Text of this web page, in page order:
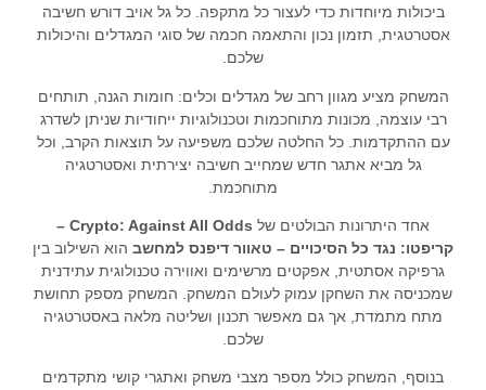
ביכולות מיוחדות כדי לעצור כל מתקפה. כל גל אויב דורש חשיבה
אסטרטגית, תזמון נכון והתאמה חכמה של סוגי המגדלים והיכולות
שלכם.
המשחק מציע מגוון רחב של מגדלים וכלים: חומות הגנה, תותחים
רבי עוצמה, מכונות מתוחכמות וטכנולוגיות ייחודיות שניתן לשדרג
עם ההתקדמות. כל החלטה שלכם משפיעה על תוצאות הקרב, וכל
גל מביא אתגר חדש שמחייב חשיבה יצירתית ואסטרטגיה
מתוחכמת.
אחד היתרונות הבולטים של
Crypto: Against All Odds –
קריפטו: נגד כל הסיכויים – טאוור דיפנס למחשב הוא השילוב בין
גרפיקה אסתטית, אפקטים מרשימים ואווירה טכנולוגית עתידנית
שמכניסה את השחקן עמוק לעולם המשחק. המשחק מספק תחושת
מתח מתמדת, אך גם מאפשר תכנון ושליטה מלאה באסטרטגיה
שלכם.
בנוסף, המשחק כולל מספר מצבי משחק ואתגרי קושי מתקדמים